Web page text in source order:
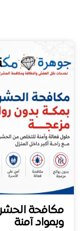
مكافحة
وبمواد آمنة